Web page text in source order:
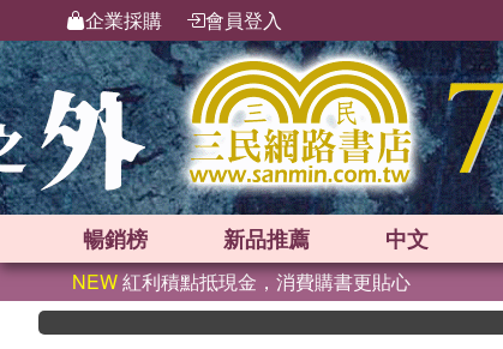
企業採購 會員登入
暢銷榜 新品推薦 中文
NEW紅利積點抵現金，消費購書更貼心